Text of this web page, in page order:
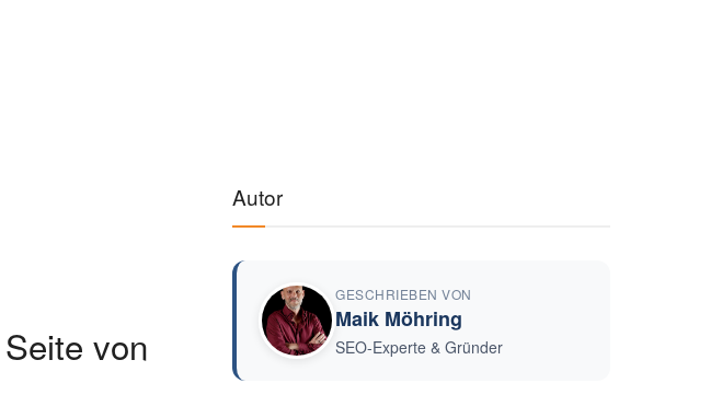
von
Autor
GESCHRIEBEN VON
Maik Möhring
SEO-Experte & Gründer